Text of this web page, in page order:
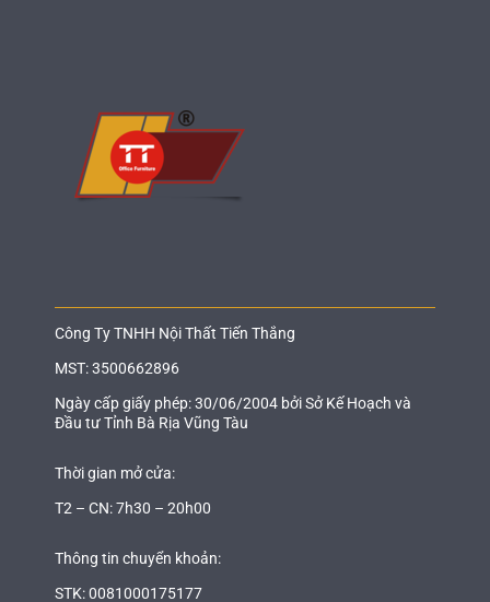
Công Ty TNHH Nội Thất Tiến Thắng
MST: 3500662896
Ngày cấp giấy phép: 30/06/2004 bởi Sở Kế Hoạch và
Đầu tư Tỉnh Bà Rịa Vũng Tàu
Thời gian mở cửa:
T2 – CN: 7h30 – 20h00
Thông tin chuyển khoản:
STK: 0081000175177